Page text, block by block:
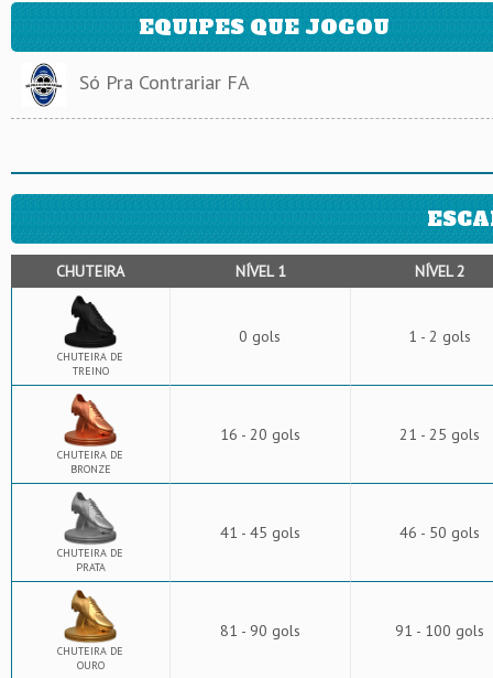
EQUIPES QUE JOGOU
Só Pra Contrariar FA
CHUTEIRA NÍVEL 1 NÍVEL 2
CHUTEIRA DE
TREINO
0 gols 1 - 2 gols
CHUTEIRA DE
BRONZE
16 - 20 gols 21 - 25 gols
CHUTEIRA DE
PRATA
41 - 45 gols 46 - 50 gols
CHUTEIRA DE
OURO
81 - 90 gols 91 - 100 gols